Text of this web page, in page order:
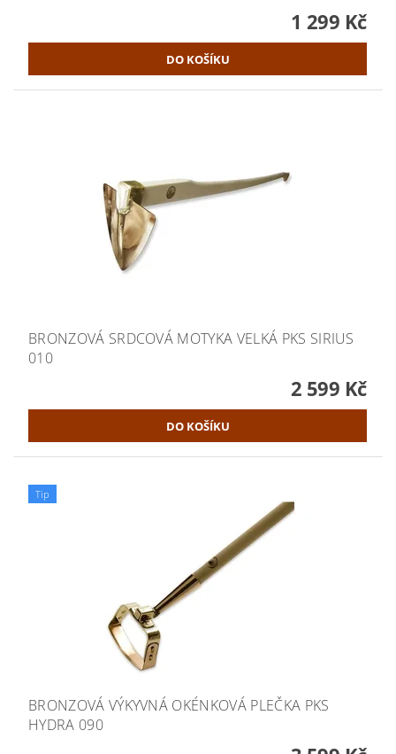
1 299 Kč
BRONZOVÁ SRDCOVÁ MOTYKA VELKÁ PKS SIRIUS
010
2 599 Kč
Tip
BRONZOVÁ VÝKYVNÁ OKÉNKOVÁ PLEČKA PKS
HYDRA 090